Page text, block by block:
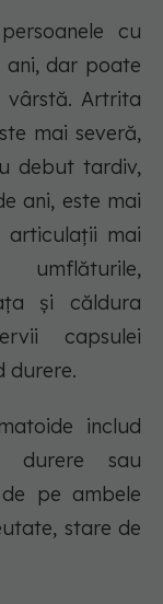
cu
ani, dar poate
Artrita
mai severă,
debut tardiv,
ani, este mai
mai
și căldura
capsulei
durere.
includ
durere sau
pe ambele
stare de